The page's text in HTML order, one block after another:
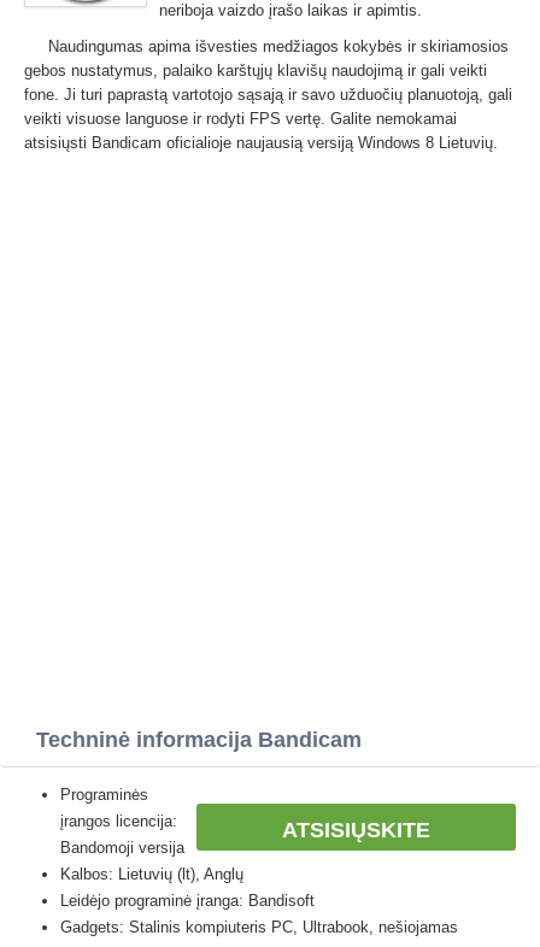
neriboja vaizdo įrašo laikas ir apimtis.
Naudingumas apima išvesties medžiagos kokybės ir skiriamosios
gebos nustatymus, palaiko karštųjų klavišų naudojimą ir gali veikti
fone. Ji turi paprastą vartotojo sąsają ir savo užduočių planuotoją, gali
veikti visuose languose ir rodyti FPS vertę. Galite nemokamai
atsisiųsti Bandicam oficialioje naujausią versiją Windows 8 Lietuvių.
Techninė informacija Bandicam
ATSISIŲSKITE
Programinės
įrangos licencija:
Bandomoji versija
Kalbos: Lietuvių (lt), Anglų
Leidėjo programinė įranga: Bandisoft
Gadgets: Stalinis kompiuteris PC, Ultrabook, nešiojamas